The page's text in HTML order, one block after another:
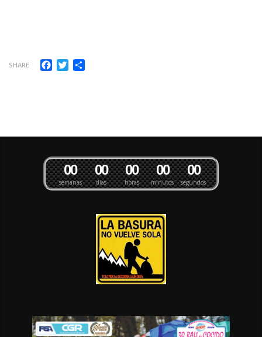
SHARE Facebook
Twitter
semanas
00
días
00
horas
00
minutos
00
segundos
00